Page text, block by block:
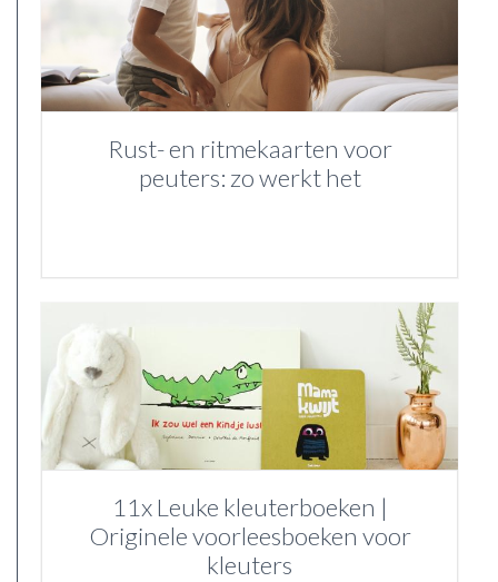
Rust- en ritmekaarten voor
peuters: zo werkt het
11x Leuke kleuterboeken |
Originele voorleesboeken voor
kleuters